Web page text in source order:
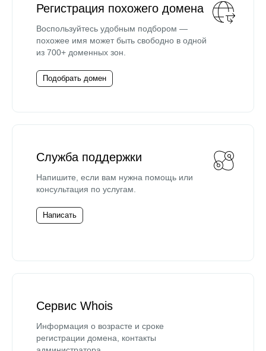
Регистрация похожего домена
Воспользуйтесь удобным подбором —
похожее имя может быть свободно в одной
из 700+ доменных зон.
Подобрать домен
Служба поддержки
Напишите, если вам нужна помощь или
консультация по услугам.
Написать
Сервис Whois
Информация о возрасте и сроке
регистрации домена, контакты